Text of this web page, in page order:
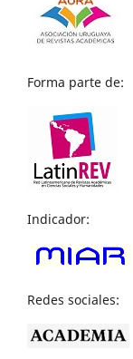
Forma parte de:
Indicador:
Redes sociales: